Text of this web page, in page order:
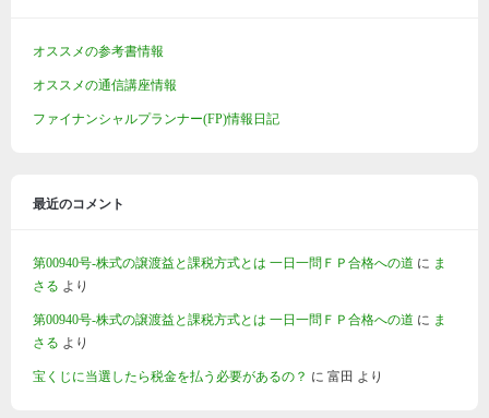
オススメの参考書情報
オススメの通信講座情報
ファイナンシャルプランナー(FP)情報日記
最近のコメント
第00940号-株式の譲渡益と課税方式とは 一日一問ＦＰ合格への道 に ま
さる より
第00940号-株式の譲渡益と課税方式とは 一日一問ＦＰ合格への道 に ま
さる より
宝くじに当選したら税金を払う必要があるの？ に 富田 より